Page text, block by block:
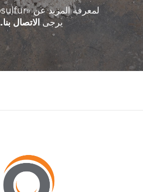
لمعرفة المزيد عن
يرجىالاتصال بنا.